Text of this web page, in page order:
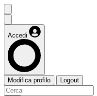
Accedi
Modifica profilo Logout